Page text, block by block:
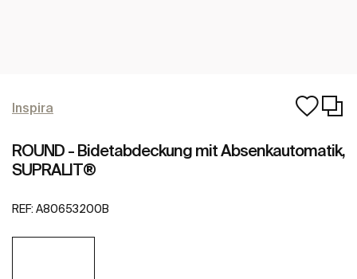
Inspira
ROUND - Bidetabdeckung mit Absenkautomatik,
SUPRALIT®
REF: A80653200B